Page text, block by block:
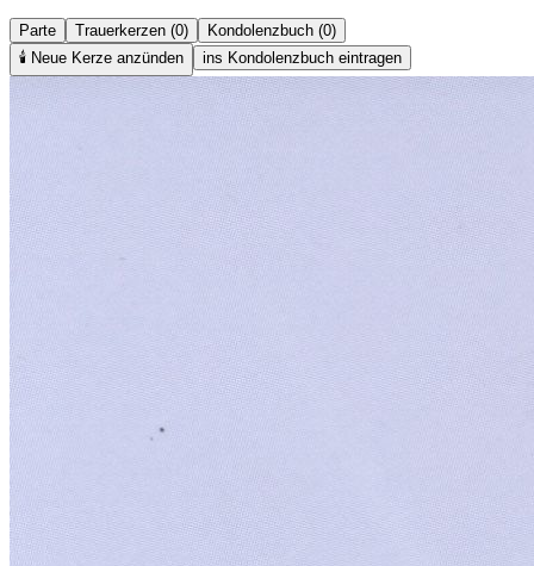
Parte Trauerkerzen (0)
Kondolenzbuch (0)
🕯️ Neue Kerze anzünden ins Kondolenzbuch eintragen